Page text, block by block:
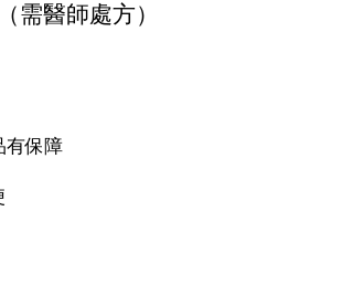
需醫師處方）
有保障